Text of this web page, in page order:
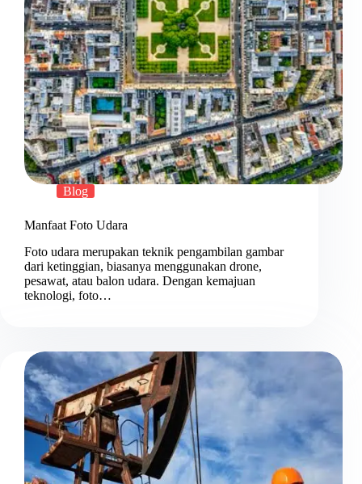
Blog
Manfaat Foto Udara
Foto udara merupakan teknik pengambilan gambar
dari ketinggian, biasanya menggunakan drone,
pesawat, atau balon udara. Dengan kemajuan
teknologi, foto…